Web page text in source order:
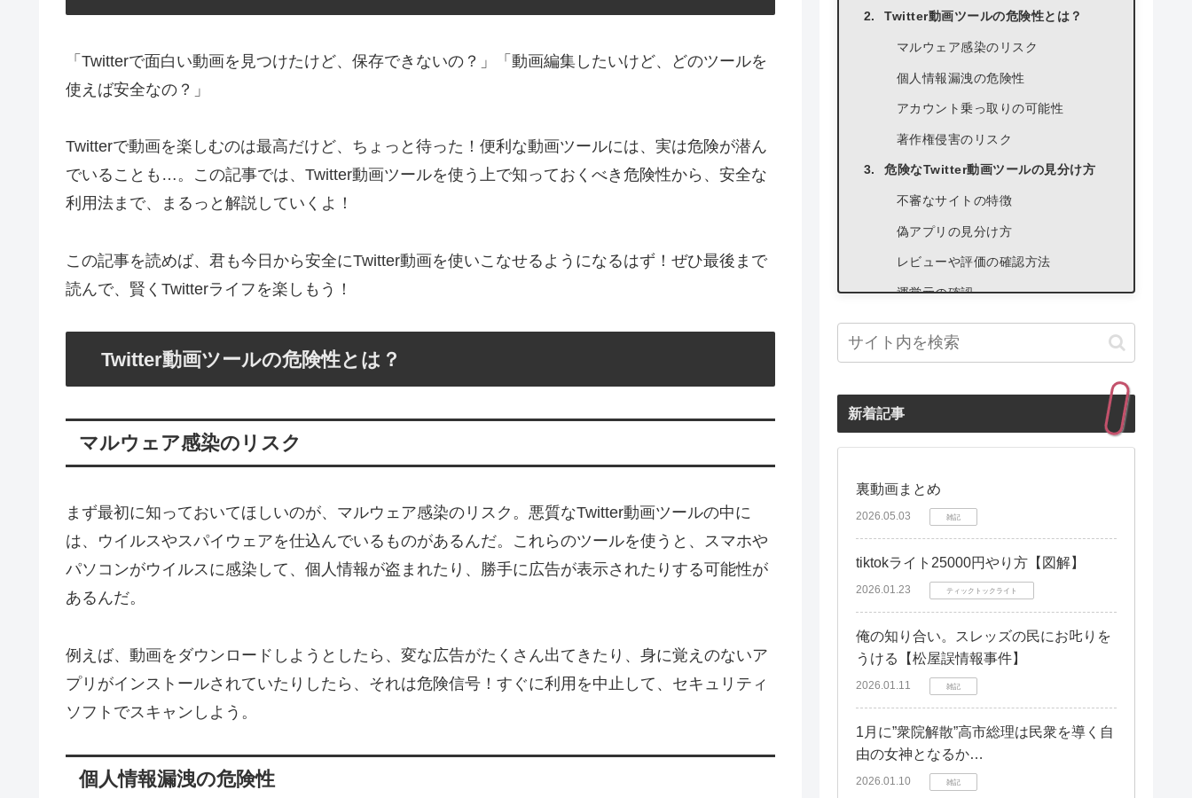
「Twitterで面白い動画を見つけたけど、保存できないの？」「動画編集したいけど、どのツールを
使えば安全なの？」
Twitterで動画を楽しむのは最高だけど、ちょっと待った！便利な動画ツールには、実は危険が潜ん
でいることも…。この記事では、Twitter動画ツールを使う上で知っておくべき危険性から、安全な
利用法まで、まるっと解説していくよ！
この記事を読めば、君も今日から安全にTwitter動画を使いこなせるようになるはず！ぜひ最後まで
読んで、賢くTwitterライフを楽しもう！
Twitter動画ツールの危険性とは？
マルウェア感染のリスク
まず最初に知っておいてほしいのが、マルウェア感染のリスク。悪質なTwitter動画ツールの中に
は、ウイルスやスパイウェアを仕込んでいるものがあるんだ。これらのツールを使うと、スマホや
パソコンがウイルスに感染して、個人情報が盗まれたり、勝手に広告が表示されたりする可能性が
あるんだ。
例えば、動画をダウンロードしようとしたら、変な広告がたくさん出てきたり、身に覚えのないア
プリがインストールされていたりしたら、それは危険信号！すぐに利用を中止して、セキュリティ
ソフトでスキャンしよう。
個人情報漏洩の危険性
Twitter動画ツールの危険性とは？
マルウェア感染のリスク
個人情報漏洩の危険性
アカウント乗っ取りの可能性
著作権侵害のリスク
危険なTwitter動画ツールの見分け方
不審なサイトの特徴
偽アプリの見分け方
レビューや評価の確認方法
運営元の確認
安全なTwitter動画ツールの選び方
公式サイトや公式アプリの利用
セキュリティ対策がしっかりしてい
るか確認
安全にTwitter動画ツールを利用するた
めの対策
パスワードを強化する
Twitter動画ツール利用時の注意点
個人情報を安易に入力しない
利用規約をよく読む
怪しいと思ったら利用を中止する
公式ツールを利用する
新着記事
裏動画まとめ
2026.05.03 雑記
tiktokライト25000円やり方【図解】
2026.01.23 ティックトックライト
俺の知り合い。スレッズの民にお𠮟りを
うける【松屋誤情報事件】
2026.01.11 雑記
1月に”衆院解散”高市総理は民衆を導く自
由の女神となるか…
2026.01.10 雑記